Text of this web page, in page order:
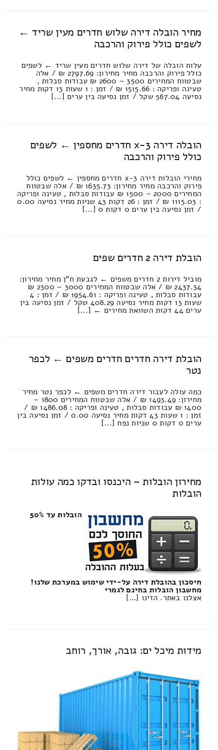
מחיר הובלה דירה שלוש חדרים מעין שריד ←
לשפים כולל פירוק והרכבה
עלות הובלה של דירה שלוש חדרים מעין שריד ← לשפים
כולל פירוק והרכבה מחיר מחירון: 2797.69 ₪ / אלה
שבטווח המחירים 3500 – 2600 ₪ עבודות סבלות ,
טעינה ופריקה : 1515.66 ₪ / זמן : 1 שעות 13 דקות מחיר
נסיעה 567.04 שקל / זמן נסיעה בין ערים [...]
הובלה דירה 3-x חדרים מחספין ← לשפים
כולל פירוק והרכבה
מחירי הובלות דירה 3-x חדרים מחספין ← לשפים כולל
פירוק והרכבה מחיר מחירון: 1635.73 ₪ / אלה שבטווח
המחירים 2000 – 1500 ₪ עבודות סבלות , טעינה ופריקה
: 1115.03 ₪ / זמן : 26 דקות 43 שניות מחיר נסיעה 0.00
/ זמן נסיעה בין ערים 0 דקות 0 [...]
הובלת דירה 2 חדרים שפים
מוביל דירות 2 חדרים משפים ← לגבעת ח"ן מחיר מחירון:
2437.34 ₪ / אלה שבטווח המחירים 3000 – 2300 ₪
עבודות סבלות , טעינה ופריקה : 1954.61 ₪ / זמן : 4
שעות 13 דקות מחיר נסיעה 408.29 שקל / זמן נסיעה בין
ערים 44 דקות השוואת מחירים ← [...]
הובלת דירה חדרים חדרים משפים ← לכפר
נטר
כמה עולה לעבור דירה חדרים משפים ← לכפר נטר מחיר
מחירון: 1493.49 ₪ / אלה שבטווח המחירים 1800 –
1400 ₪ עבודות סבלות , טעינה ופריקה : 1486.08 ₪ /
זמן : 1 שעות 43 דקות מחיר נסיעה 0.00 / זמן נסיעה בין
ערים 0 דקות 0 שניות נפח [...]
מחירון הובלות – היכנסו ובדקו כמה עולות
הובלות
הובלות עד 50%
חיסכון בהובלת דירה על-ידי שימוש במערכת שלנו!
מחשבון הובלות בחינם לגמרי
אצלנו באתר. הזינו […]
מידות מיכל ים: גובה, אורך, רוחב